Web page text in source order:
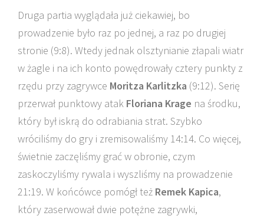
Druga partia wyglądała już ciekawiej, bo
prowadzenie było raz po jednej, a raz po drugiej
stronie (9:8). Wtedy jednak olsztynianie złapali wiatr
w żagle i na ich konto powędrowały cztery punkty z
rzędu przy zagrywce Moritza Karlitzka (9:12). Serię
przerwał punktowy atak Floriana Krage na środku,
który był iskrą do odrabiania strat. Szybko
wróciliśmy do gry i zremisowaliśmy 14:14. Co więcej,
świetnie zaczęliśmy grać w obronie, czym
zaskoczyliśmy rywala i wyszliśmy na prowadzenie
21:19. W końcówce pomógł też Remek Kapica,
który zaserwował dwie potężne zagrywki,